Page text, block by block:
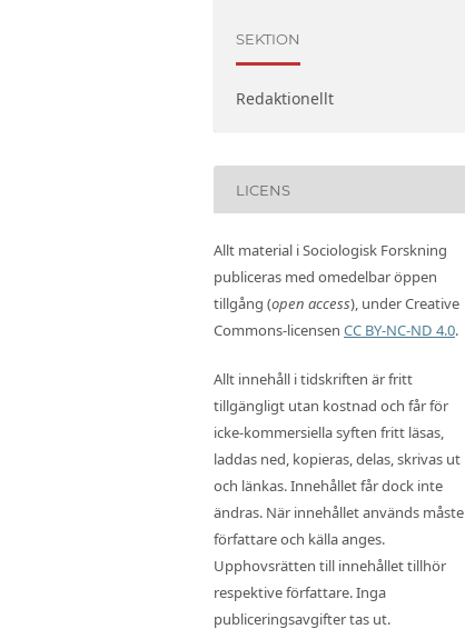
SEKTION
Redaktionellt
LICENS
Allt material i Sociologisk Forskning
publiceras med omedelbar öppen
tillgång (open access), under Creative
Commons-licensen CC BY-NC-ND 4.0.
Allt innehåll i tidskriften är fritt
tillgängligt utan kostnad och får för
icke-kommersiella syften fritt läsas,
laddas ned, kopieras, delas, skrivas ut
och länkas. Innehållet får dock inte
ändras. När innehållet används måste
författare och källa anges.
Upphovsrätten till innehållet tillhör
respektive författare. Inga
publiceringsavgifter tas ut.